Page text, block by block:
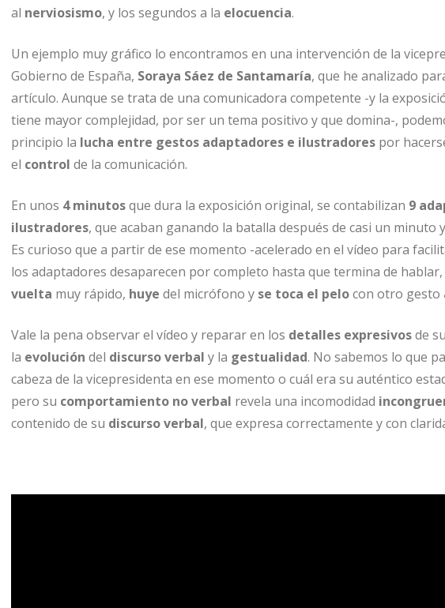
al nerviosismo, y los segundos a la elocuencia.
Un ejemplo muy gráfico lo encontramos en una intervención de la
Gobierno de España, Soraya Sáez de Santamaría, que he analizado
artículo. Aunque se trata de una comunicadora competente -y la
tiene mayor complejidad, por ser un tema positivo y que domina-,
principio la lucha entre gestos adaptadores e ilustradores por
el control de la comunicación.
En unos 4 minutosque dura la exposición original, se contabilizan 9
ilustradores, que acaban ganando la batalla después de casi un minuto
Es curioso que a partir de ese momento -acelerado en el vídeo para
los adaptadores desaparecen por completo hasta que termina de hablar,
vuelta muy rápido, huye del micrófono y se toca el pelocon otro gesto
Vale la pena observar el vídeo y reparar en los detalles expresivosde
la evolución del discurso verbal y la gestualidad. No sabemos lo que
cabeza de la vicepresidenta en ese momento o cuál era su auténtico
pero su comportamiento no verbal revela una incomodidad
contenido de su discurso verbal, que expresa correctamente y con